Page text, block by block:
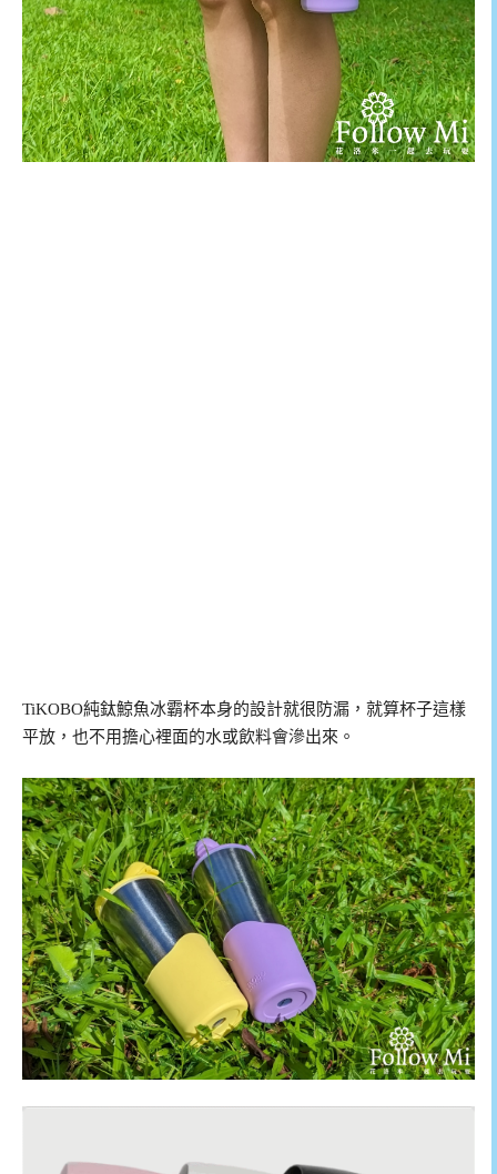
TiKOBO純鈦鯨魚冰霸杯本身的設計就很防漏，就算杯子這樣
平放，也不用擔心裡面的水或飲料會滲出來。